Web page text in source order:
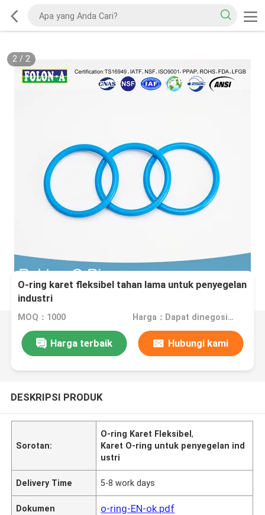
2/ 2
O-ring karet fleksibel tahan lama untuk penyegelan
industri
MOQ：1000 Harga：Dapat dinegosiasikan
Harga terbaik Hubungi kami
DESKRIPSI PRODUK
Sorotan:
O-ring Karet Fleksibel,
Karet O-ring untuk penyegelan ind
ustri
Delivery Time 5-8 work days
Dokumen o-ring-EN-ok.pdf